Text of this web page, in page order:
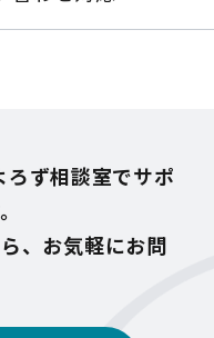
ろず相談室でサポ
、お気軽にお問